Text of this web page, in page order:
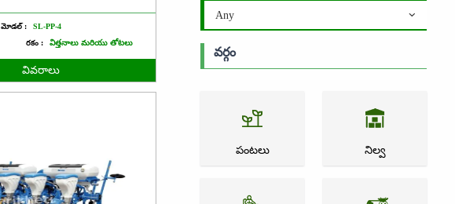
మోడల్ :
SL-PP-4
రకం : విత్తనాలు మరియు తోటలు
వివరాలు
Any
వర్గం
పంటలు నిల్వ